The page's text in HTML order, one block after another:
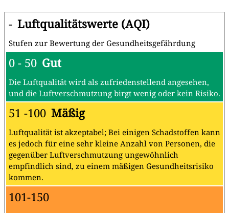
- Luftqualitätswerte (AQI)
Stufen zur Bewertung der Gesundheitsgefährdung
0 - 50 Gut
Die Luftqualität wird als zufriedenstellend angesehen,
und die Luftverschmutzung birgt wenig oder kein Risiko.
51 -100 Mäßig
Luftqualität ist akzeptabel; Bei einigen Schadstoffen kann
es jedoch für eine sehr kleine Anzahl von Personen, die
gegenüber Luftverschmutzung ungewöhnlich
empfindlich sind, zu einem mäßigen Gesundheitsrisiko
kommen.
101-150